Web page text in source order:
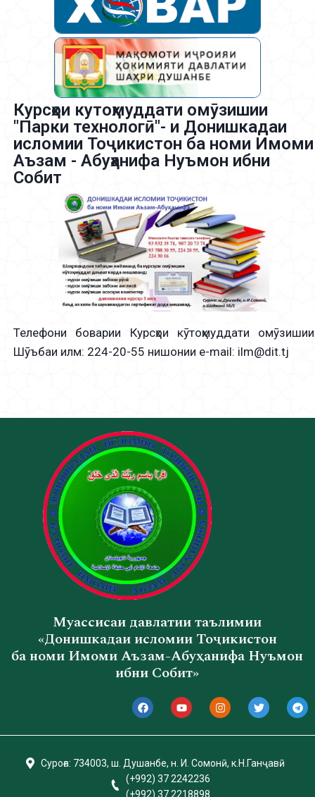
Курсҳои кутоҳмуддати омӯзишии
"Парки технологӣ"- и Донишкадаи
исломии Тоҷикистон ба номи Имоми
Аъзам - Абуҳанифа Нуъмон ибни
Собит
Телефони боварии Курсҳои кӯтоҳмуддати омӯзишии
Шӯъбаи илм: 224-20-55 нишонии e-mail: ilm@dit.tj
Муассисаи давлатии таълимии
«Донишкадаи исломии Тоҷикистон
ба номи Имоми Аъзам-Абуҳанифа Нуъмон
ибни Собит»
Суроға: 734003, ш. Душанбе, н. И. Сомонӣ, к.Н.Ганҷавӣ
(+992) 37 2242236
(+992) 37 2218898